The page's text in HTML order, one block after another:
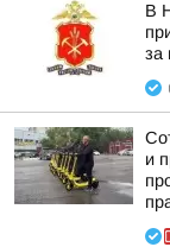
В
за
и